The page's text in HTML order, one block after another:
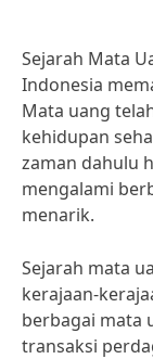
Sejarah Mata
Indonesia
Mata uang
kehidupan
zaman dahulu
mengalami
menarik.
Sejarah mata
kerajaan-
berbagai mata
transaksi